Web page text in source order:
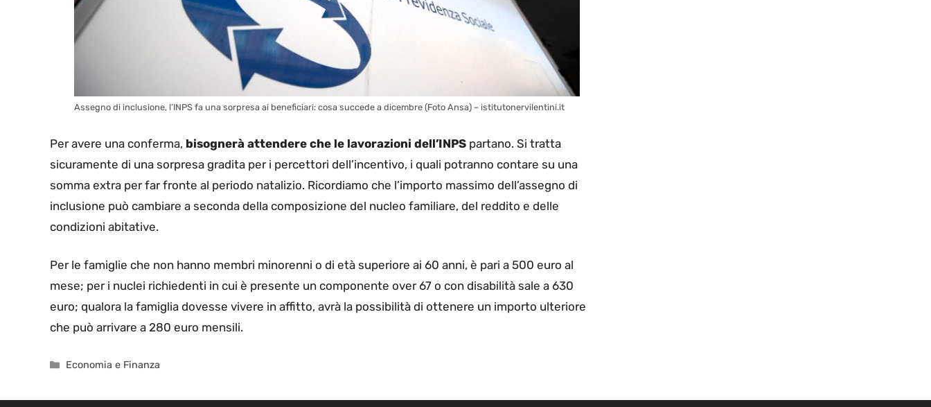
Assegno di inclusione, l’INPS fa una sorpresa ai beneficiari: cosa succede a dicembre (Foto Ansa) – istitutonervilentini.it
Per avere una conferma, bisognerà attendere che le lavorazioni dell’INPS partano. Si tratta
sicuramente di una sorpresa gradita per i percettori dell’incentivo, i quali potranno contare su una
somma extra per far fronte al periodo natalizio. Ricordiamo che l’importo massimo dell’assegno di
inclusione può cambiare a seconda della composizione del nucleo familiare, del reddito e delle
condizioni abitative.
Per le famiglie che non hanno membri minorenni o di età superiore ai 60 anni, è pari a 500 euro al
mese; per i nuclei richiedenti in cui è presente un componente over 67 o con disabilità sale a 630
euro; qualora la famiglia dovesse vivere in affitto, avrà la possibilità di ottenere un importo ulteriore
che può arrivare a 280 euro mensili.
Categorie
Economia e Finanza